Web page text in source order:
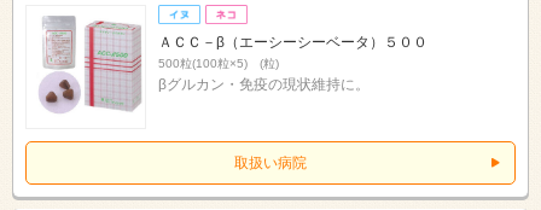
ＡＣＣ－β（エーシーシーベータ）５００
500粒(100粒×5) (粒)
βグルカン・免疫の現状維持に。
取扱い病院